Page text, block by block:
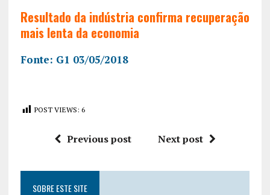
Resultado da indústria confirma recuperação
mais lenta da economia
Fonte: G1 03/05/2018
POST VIEWS: 6
Previous post Next post
SOBRE ESTE SITE